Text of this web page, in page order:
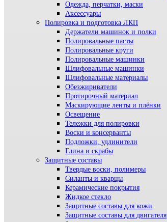
Одежда, перчатки, маски
Аксессуары
Полировка и подготовка ЛКП
Держатели машинок и полки
Полировальные пасты
Полировальные круги
Полировальные машинки
Шлифовальные машинки
Шлифовальные материалы
Обезжириватели
Протирочный материал
Маскирующие ленты и плёнки
Освещение
Тележки для полировки
Воски и консерванты
Подложки, удлинители
Глина и скрабы
Защитные составы
Твердые воски, полимеры
Силанты и кварцы
Керамические покрытия
Жидкое стекло
Защитные составы для кожи
Защитные составы для двигателя